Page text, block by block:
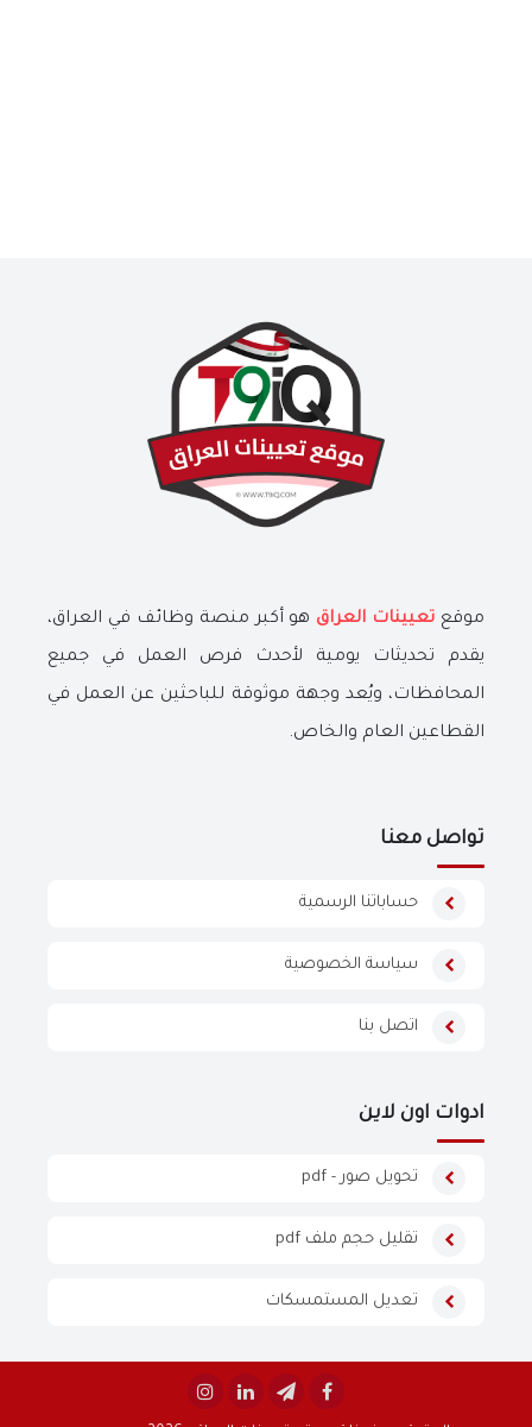
موقع تعيينات العراق هو أكبر منصة وظائف في العراق،
يقدم تحديثات يومية لأحدث فرص العمل في جميع
المحافظات، ويُعد وجهة موثوقة للباحثين عن العمل في
القطاعين العام والخاص.
تواصل معنا
حساباتنا الرسمية
سياسة الخصوصية
اتصل بنا
ادوات اون لاين
تحويل صور - pdf
تقليل حجم ملف pdf
تعديل المستمسكات